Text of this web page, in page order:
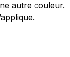
autre couleur.